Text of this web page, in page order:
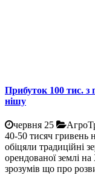
Прибуток 100 тис.
нішу
червня 25
40-50 тисяч гривень
обіцяли традиційні
орендованої землі
зрозумів що про